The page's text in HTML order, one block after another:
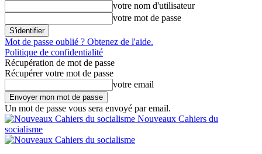
votre nom d'utilisateur
votre mot de passe
Mot de passe oublié ? Obtenez de l'aide.
Politique de confidentialité
Récupération de mot de passe
Récupérer votre mot de passe
votre email
Un mot de passe vous sera envoyé par email.
Nouveaux Cahiers du
socialisme